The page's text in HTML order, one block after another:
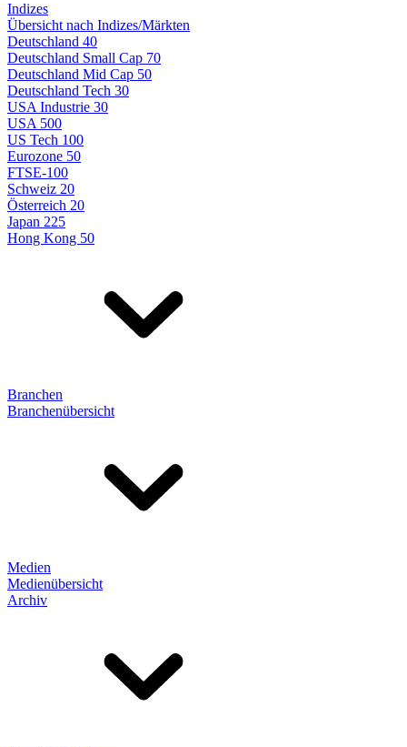
Indizes
Übersicht nach Indizes/Märkten
Deutschland 40
Deutschland Small Cap 70
Deutschland Mid Cap 50
Deutschland Tech 30
USA Industrie 30
USA 500
US Tech 100
Eurozone 50
FTSE-100
Schweiz 20
Österreich 20
Japan 225
Hong Kong 50
Branchen
Branchenübersicht
Medien
Medienübersicht
Archiv